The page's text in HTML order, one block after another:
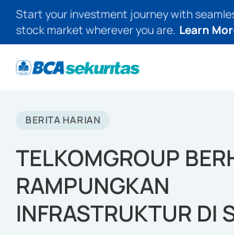
Start your investment journey with
stock market wherever you are. Learn
BERITA HARIAN
TELKOMGROUP
RAMPUNGKAN
INFRASTRUKTUR DI